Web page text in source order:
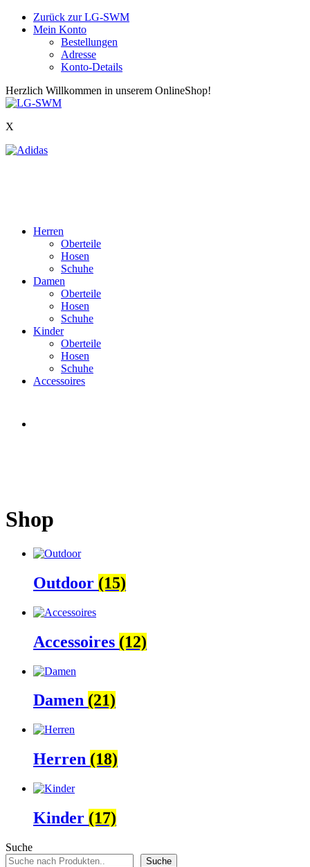
Zurück zur LG-SWM
Mein Konto
Bestellungen
Adresse
Konto-Details
Herzlich Willkommen in unserem OnlineShop!
X
Herren
Oberteile
Hosen
Schuhe
Damen
Oberteile
Hosen
Schuhe
Kinder
Oberteile
Hosen
Schuhe
Accessoires
Shop
Outdoor (15)
Accessoires (12)
Damen (21)
Herren (18)
Kinder (17)
Suche
Suche